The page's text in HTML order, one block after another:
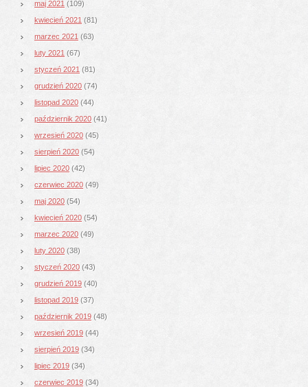
maj 2021 (109)
kwiecień 2021 (81)
marzec 2021 (63)
luty 2021 (67)
styczeń 2021 (81)
grudzień 2020 (74)
listopad 2020 (44)
październik 2020 (41)
wrzesień 2020 (45)
sierpień 2020 (54)
lipiec 2020 (42)
czerwiec 2020 (49)
maj 2020 (54)
kwiecień 2020 (54)
marzec 2020 (49)
luty 2020 (38)
styczeń 2020 (43)
grudzień 2019 (40)
listopad 2019 (37)
październik 2019 (48)
wrzesień 2019 (44)
sierpień 2019 (34)
lipiec 2019 (34)
czerwiec 2019 (34)